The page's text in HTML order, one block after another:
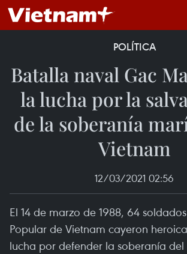
POLÍTICA
Batalla naval Gac
la lucha por la
de la soberanía
Vietnam
12/03/2021 02:56
El 14 de marzo de 1988, 64
Popular de Vietnam cayeron
lucha por defender la soberanía del